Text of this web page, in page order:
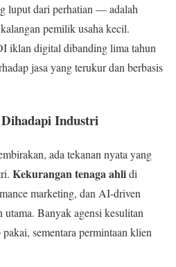
luput dari perhatian — adalah
pemilik usaha kecil.
iklan digital dibanding lima tahun
jasa yang terukur dan berbasis
Dihadapi Industri
ada tekanan nyata yang
Kekurangan tenaga ahlidi
marketing, dan AI-driven
Banyak agensi kesulitan
sementara permintaan klien